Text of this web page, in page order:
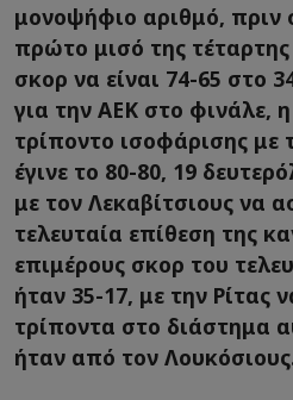
μονοψήφιο αριθμό, πριν
πρώτο μισό της
σκορ να είναι 74-65 στο
για την ΑΕΚ στο φινάλε,
τρίποντο ισοφάρισης με
έγινε το 80-80, 19
με τον Λεκαβίτσιους να
τελευταία επίθεση της
επιμέρους σκορ του
ήταν 35-17, με την Ρίτας
τρίποντα στο διάστημα
ήταν από τον